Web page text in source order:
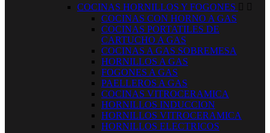
COCINAS HORNILLOS Y FOGONES  
COCINAS CON HORNO A GAS
COCINAS PORTATILES DE
CARTUCHO A GAS
COCINAS A GAS SOBREMESA
HORNILLOS A GAS
FOGONES A GAS
PAELLEROS A GAS
COCINAS VITROCERAMICA
HORNILLOS INDUCCION
HORNILLOS VITROCERAMICA
HORNILLOS ELECTRICOS